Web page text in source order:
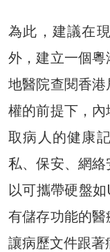
為此，建議在
外，建立一個
地醫院查閱香
權的前提下，
取病人的健康
私、保安、網
以可攜帶硬盤
有儲存功能的醫
讓病歷文件跟著